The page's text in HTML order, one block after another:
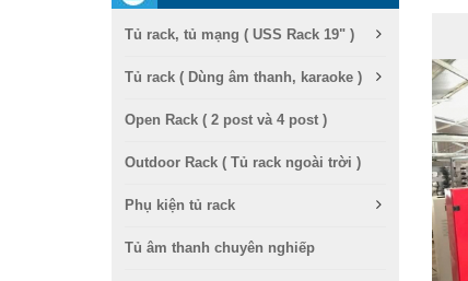
Tủ rack, tủ mạng ( USS Rack 19" )
Tủ rack ( Dùng âm thanh, karaoke )
Open Rack ( 2 post và 4 post )
Outdoor Rack ( Tủ rack ngoài trời )
Phụ kiện tủ rack
Tủ âm thanh chuyên nghiếp